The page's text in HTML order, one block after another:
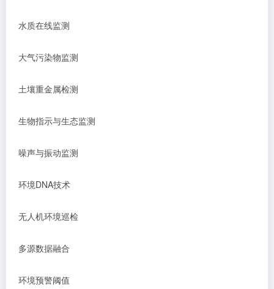
水质在线监测
大气污染物监测
土壤重金属检测
生物指示与生态监测
噪声与振动监测
环境DNA技术
无人机环境巡检
多源数据融合
环境预警阈值